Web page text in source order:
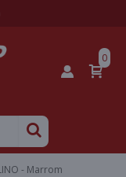
acima de R$499,99
0
- Marrom